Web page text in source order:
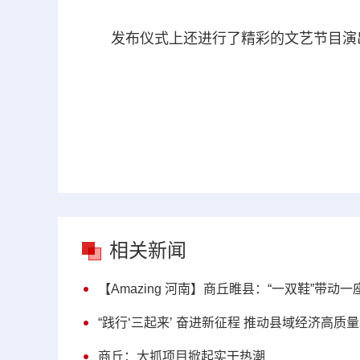
发布仪式上还进行了精彩的文艺节目演
相关新闻
【Amazing 河南】商丘睢县：“一双鞋”带动
“践行‘三起来’ 奋进新征程 推动县域经济高质
商丘：大抓项目掀起实干热潮